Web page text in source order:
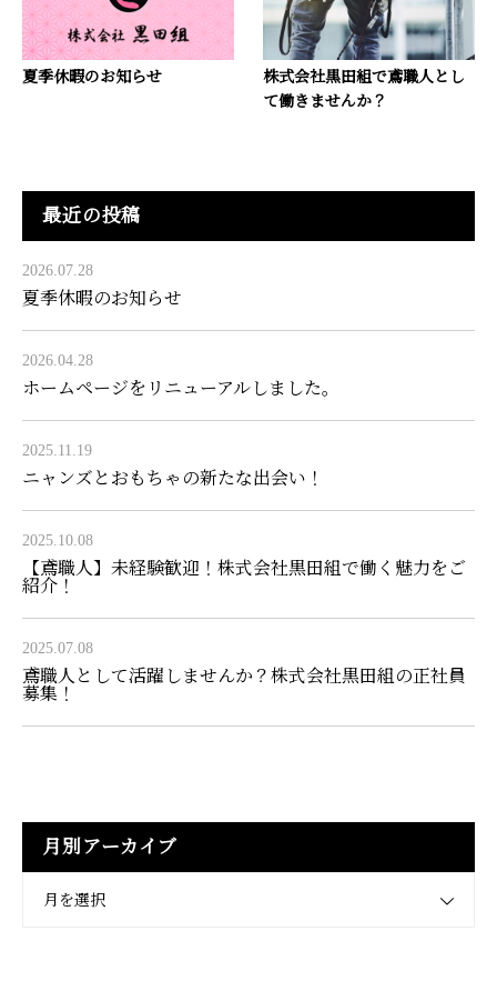
夏季休暇のお知らせ
株式会社黒田組で鳶職人とし
て働きませんか？
最近の投稿
2026.07.28
夏季休暇のお知らせ
2026.04.28
ホームページをリニューアルしました。
2025.11.19
ニャンズとおもちゃの新たな出会い！
2025.10.08
【鳶職人】未経験歓迎！株式会社黒田組で働く魅力をご
紹介！
2025.07.08
鳶職人として活躍しませんか？株式会社黒田組の正社員
募集！
月別アーカイブ
月を選択